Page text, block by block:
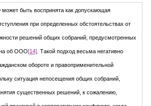
быть воспринята как допускающая
при определенных обстоятельствах от
решений общих собраний, предусмотренных
об ООО[14]. Такой подход весьма негативно
обороте и правоприменительной
ситуация непосещения общих собраний,
существенных решений, к сожалению,